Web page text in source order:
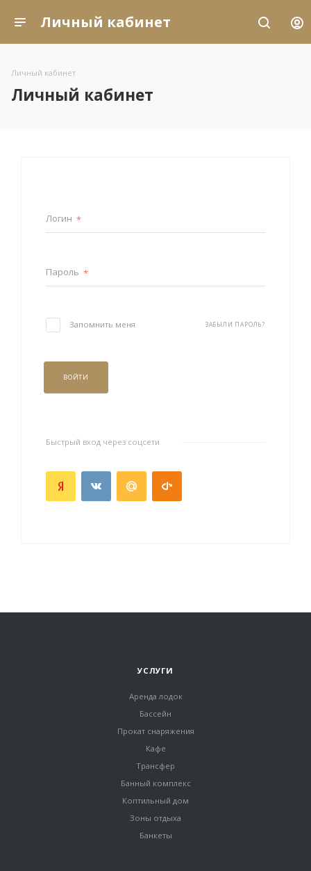
Личный кабинет
Личный кабинет
Личный кабинет
Логин *
Пароль *
ЗАБЫЛИ ПАРОЛЬ?
Запомнить меня
ВОЙТИ
Быстрый вход через соцсети
УСЛУГИ
Аренда лодок
Бассейн
Прокат снаряжения
Кафе
Трансфер
Банный комплекс
Коптильный дом
Зоны отдыха
Банкеты